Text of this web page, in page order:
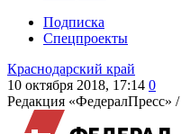
Подписка
Спецпроекты
Краснодарский край
10 октября 2018, 17:14 0
Редакция «ФедералПресс» /